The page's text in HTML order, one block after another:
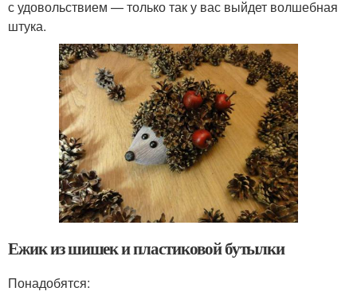
с удовольствием — только так у вас выйдет волшебная
штука.
Ежик из шишек и пластиковой бутылки
Понадобятся: